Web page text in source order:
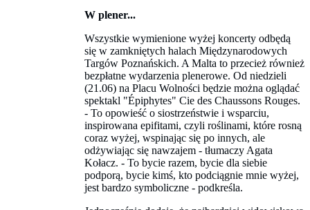
W plener...
Wszystkie wymienione wyżej koncerty odbędą
się w zamkniętych halach Międzynarodowych
Targów Poznańskich. A Malta to przecież również
bezpłatne wydarzenia plenerowe. Od niedzieli
(21.06) na Placu Wolności będzie można oglądać
spektakl "Épiphytes" Cie des Chaussons Rouges.
- To opowieść o siostrzeństwie i wsparciu,
inspirowana epifitami, czyli roślinami, które rosną
coraz wyżej, wspinając się po innych, ale
odżywiając się nawzajem - tłumaczy Agata
Kołacz. - To bycie razem, bycie dla siebie
podporą, bycie kimś, kto podciągnie mnie wyżej,
jest bardzo symboliczne - podkreśla.